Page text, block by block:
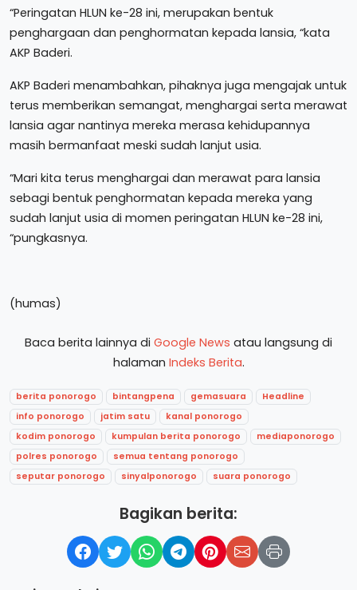
“Peringatan HLUN ke-28 ini, merupakan bentuk
penghargaan dan penghormatan kepada lansia, “kata
AKP Baderi.
AKP Baderi menambahkan, pihaknya juga mengajak untuk
terus memberikan semangat, menghargai serta merawat
lansia agar nantinya mereka merasa kehidupannya
masih bermanfaat meski sudah lanjut usia.
“Mari kita terus menghargai dan merawat para lansia
sebagi bentuk penghormatan kepada mereka yang
sudah lanjut usia di momen peringatan HLUN ke-28 ini,
“pungkasnya.
(humas)
Baca berita lainnya di Google News atau langsung di
halaman Indeks Berita.
berita ponorogo bintangpena gemasuara
Headline
info ponorogo
jatim satu
kanal ponorogo
kodim ponorogo
kumpulan berita ponorogo
mediaponorogo
polres ponorogo
semua tentang ponorogo
seputar ponorogo
sinyalponorogo suara ponorogo
Bagikan berita: